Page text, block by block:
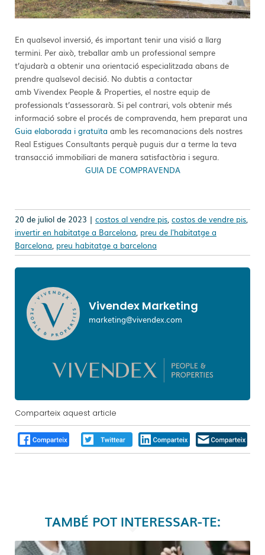
En qualsevol inversió, és important tenir una visió a llarg
termini. Per això, treballar amb un professional sempre
t’ajudarà a obtenir una orientació especialitzada abans de
prendre qualsevol decisió. No dubtis a contactar
amb Vivendex People & Properties, el nostre equip de
professionals t’assessorarà. Si pel contrari, vols obtenir més
informació sobre el procés de compravenda, hem preparat una
Guia elaborada i gratuïta amb les recomanacions dels nostres
Real Estigues Consultants perquè puguis dur a terme la teva
transacció immobiliari de manera satisfactòria i segura.
GUIA DE COMPRAVENDA
20 de juliol de 2023 | costos al vendre pis costos de vendre pis
invertir en habitatge a Barcelona preu de l'habitatge a
Barcelona preu habitatge a barcelona
Vivendex Marketing
marketing@vivendex.com
Comparteix aquest article
TAMBÉ POT INTERESSAR-TE: